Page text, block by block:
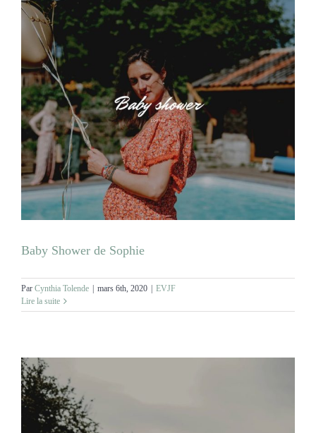
Baby Shower de Sophie
Par Cynthia Tolende | mars 6th, 2020 | EVJF
Lire la suite